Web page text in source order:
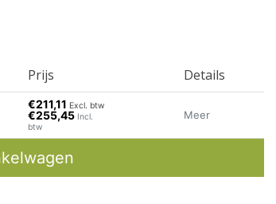
Prijs Details
€211,11 Excl. btw
€255,45 Incl.
btw
Meer